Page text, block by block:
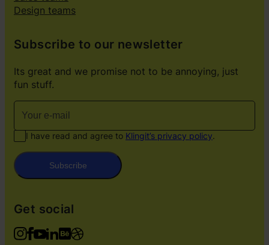
Design teams
Subscribe to our newsletter
Its great and we promise not to be annoying, just
fun stuff.
I have read and agree to Klingit’s privacy policy.
Subscribe
Get social